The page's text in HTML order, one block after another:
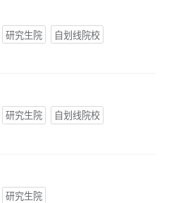
研究生院 自划线院校
研究生院 自划线院校
研究生院